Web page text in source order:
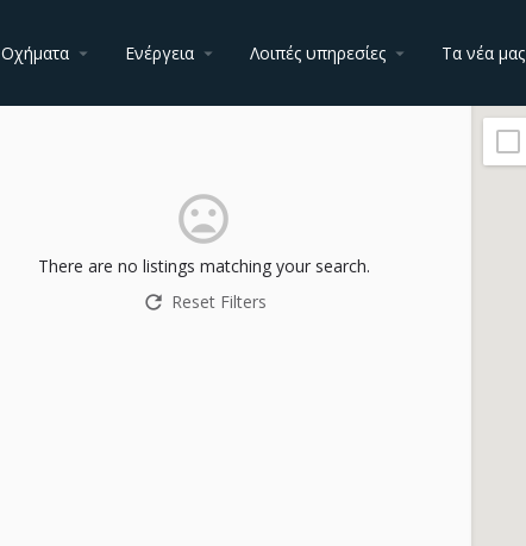
Οχήματα Ενέργεια Λοιπές υπηρεσίες Τα νέα μας
There are no listings matching your search.
Reset Filters